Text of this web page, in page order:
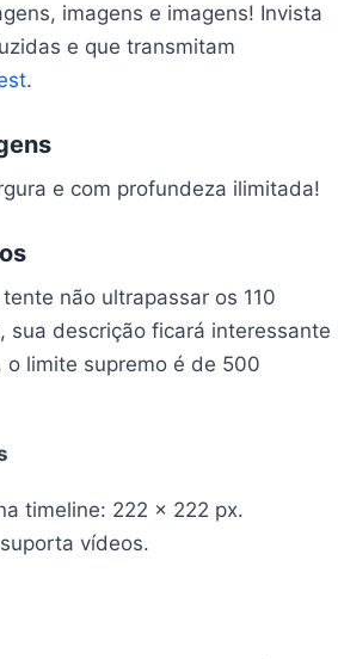
imagens e imagens! Invista
e que transmitam
.
e com profundeza ilimitada!
não ultrapassar os 110
sua descrição ficará interessante
o limite supremo é de 500
timeline: 222 x 222 px.
vídeos.